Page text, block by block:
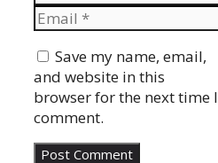
Email
Save my name, email,
and website in this
browser for the next time I
comment.